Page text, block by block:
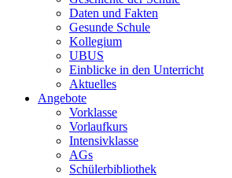
Daten und Fakten
Gesunde Schule
Kollegium
UBUS
Einblicke in den Unterricht
Aktuelles
Angebote
Vorklasse
Vorlaufkurs
Intensivklasse
AGs
Schülerbibliothek